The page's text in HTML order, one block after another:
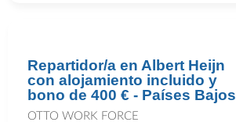
Repartidor/a en Albert Heijn
con alojamiento incluido y
bono de 400 € - Países Bajos
OTTO WORK FORCE